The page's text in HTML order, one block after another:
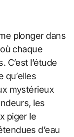
chaque
l’étude
qu’elles
mystérieux
les
piger le
d’eau